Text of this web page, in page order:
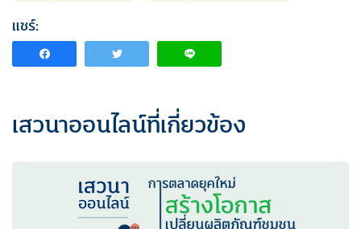
แชร์:
เสวนาออนไลน์ที่เกี่ยวข้อง